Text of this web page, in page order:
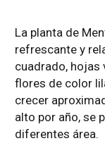
La planta de
refrescante y
cuadrado, hojas
flores de color
crecer
alto por año, se
diferentes área.